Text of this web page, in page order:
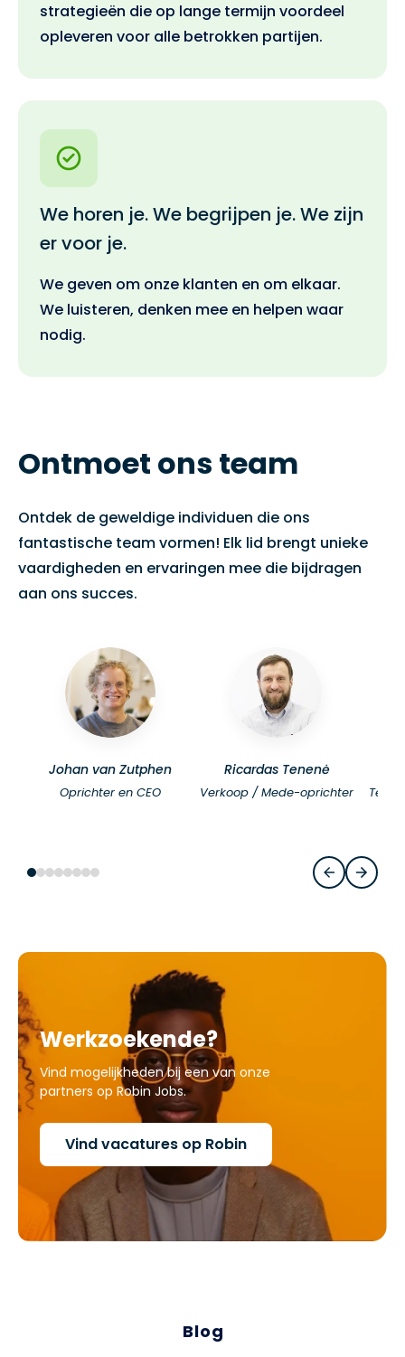
strategieën die op lange termijn voordeel
opleveren voor alle betrokken partijen.
We horen je. We begrijpen je. We zijn
er voor je.
We geven om onze klanten en om elkaar.
We luisteren, denken mee en helpen waar
nodig.
Ontmoet ons team
Ontdek de geweldige individuen die ons
fantastische team vormen! Elk lid brengt unieke
vaardigheden en ervaringen mee die bijdragen
aan ons succes.
Johan van Zutphen
Oprichter en CEO
Ricardas Tenenė
Verkoop / Mede-oprichter
Werkzoekende?
Vind mogelijkheden bij een van onze
partners op Robin Jobs.
Vind vacatures op Robin
Blog